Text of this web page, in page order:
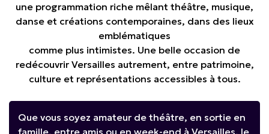
une programmation riche mêlant théâtre, musique,
danse et créations contemporaines, dans des lieux
emblématiques
comme plus intimistes. Une belle occasion de
redécouvrir Versailles autrement, entre patrimoine,
culture et représentations accessibles à tous.
Que vous soyez amateur de théâtre, en sortie en